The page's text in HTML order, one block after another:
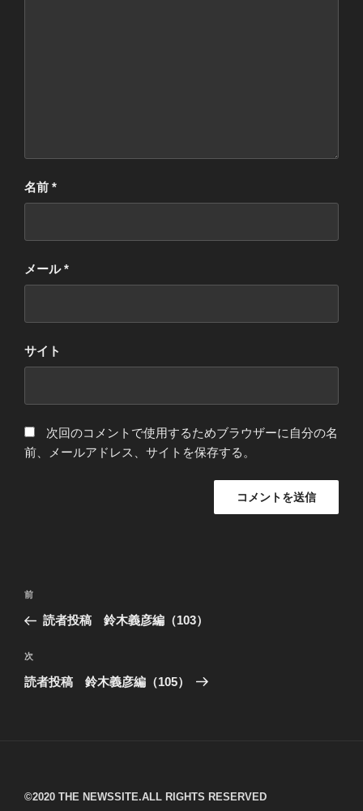
名前 *
メール*
サイト
次回のコメントで使用するためブラウザーに自分の名
前、メールアドレス、サイトを保存する。
投
ナ
ビ
ゲ
過
去
投
稿
前
読者投稿 鈴木義彦編（103）
次
の
次
読者投稿 鈴木義彦編（105）
©︎2020 THE NEWSSITE.ALL RIGHTS RESERVED